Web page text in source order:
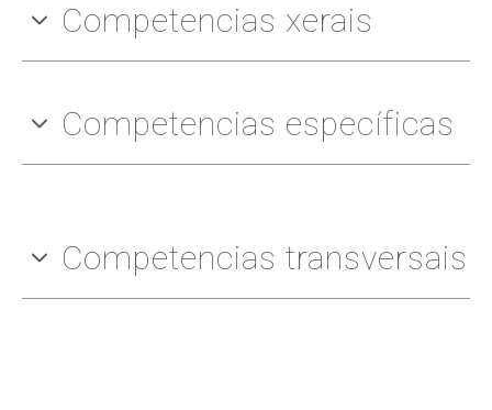
Competencias xerais
Competencias específicas
Competencias transversais